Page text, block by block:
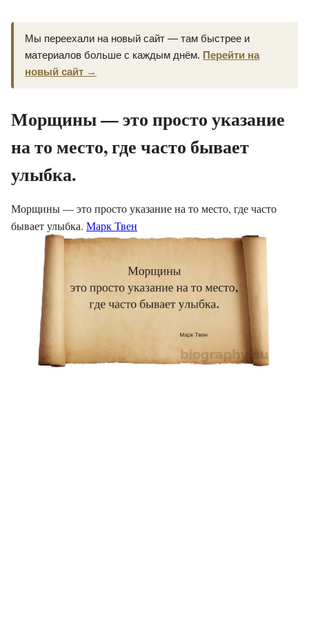
Мы переехали на новый сайт — там быстрее и
материалов больше с каждым днём. Перейти на
новый сайт →
Морщины — это просто указание
на то место, где часто бывает
улыбка.
Морщины — это просто указание на то место, где часто
бывает улыбка. Марк Твен